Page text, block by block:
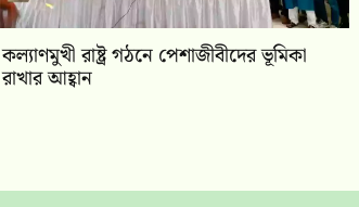
কল্যাণমুখী রাষ্ট্র গঠনে পেশাজীবীদের ভূমিকা
রাখার আহ্বান